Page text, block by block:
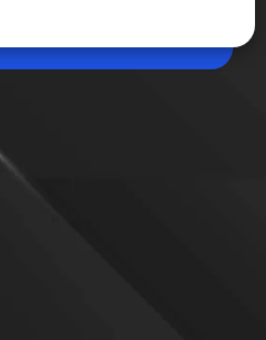
करना पड़ेगा भारी!
शुरू कर दी है जो दूसरों के वायरल
कमाई करते थे। नए बदलाव के
Share